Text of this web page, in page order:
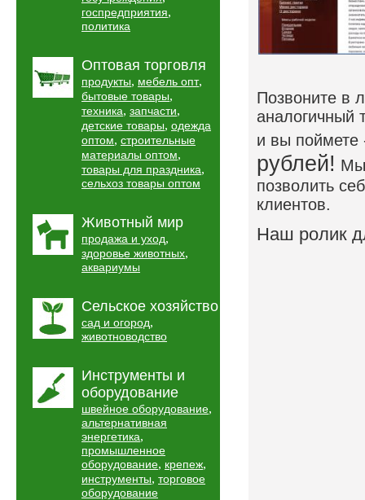
госпредприятия,
политика
Оптовая торговля
продукты, мебель опт,
бытовые товары,
техника, запчасти,
детские товары, одежда
оптом, строительные
материалы оптом,
товары для праздника,
сельхоз товары оптом
Животный мир
продажа и уход,
здоровье животных,
аквариумы
Сельское хозяйство
сад и огород,
животноводство
Инструменты и
оборудование
швейное оборудование,
альтернативная
энергетика,
промышленное
оборудование, крепеж,
инструменты, торговое
оборудование
Позвоните в
аналогичный
и вы
рублей!
позволить
клиентов.
Наш ролик